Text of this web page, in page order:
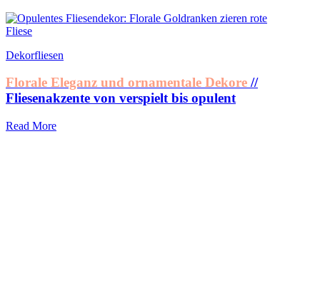
Dekorfliesen
Florale Eleganz und ornamentale Dekore //
Fliesenakzente von verspielt bis opulent
Read More